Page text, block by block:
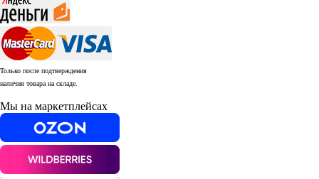
Только после подтверждения
наличия товара на складе.
Мы на маркетплейсах